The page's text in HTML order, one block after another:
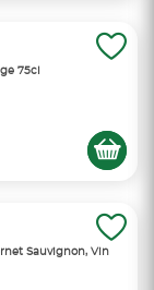
75cl
Sauvignon, Vin